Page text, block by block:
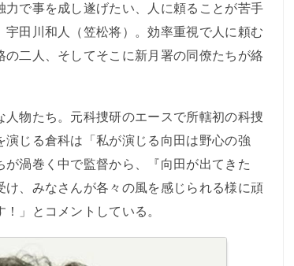
で事を成し遂げたい、人に頼ることが苦手
田川和人（笠松将）。効率重視で人に頼む
二人、そしてそこに新月署の同僚たちが絡
物たち。元科捜研のエースで所轄初の科捜
じる倉科は「私が演じる向田は野心の強
渦巻く中で監督から、『向田が出てきた
、みなさんが各々の風を感じられる様に頑
」とコメントしている。